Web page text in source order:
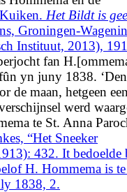
Het Bildt is
Groningen-
Instituut, 2013),
fan
yn juny 1838.
de maan, hetgeen
werd
te St. Anna
“Het Sneeker
432. It bedoelde
H. Hommema is
1838, 2.